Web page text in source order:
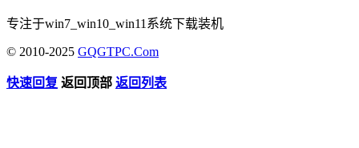
专注于win7_win10_win11系统下载装机
© 2010-2025 GQGTPC.Com
快速回复 返回顶部 返回列表